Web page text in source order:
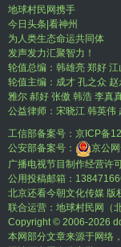
地球村民网携手
今日头条|看神州
为人类生态命运共同体
发声发力汇聚智力！
轮值总编：韩雄亮 郑好
轮值主编：成才 孔之众
雅尔 郝好 张傲 韩浩 李真
公益律师：宋晓江 韩英伟
工信部备案号： 京ICP备
公安部备案号：
京公
广播电视节目制作经营许
公用投稿邮箱：
北京还看今朝文化传媒 版
联合运营：地球村民网（
Copyright © 2006-2026
本网部分文章来源于网络